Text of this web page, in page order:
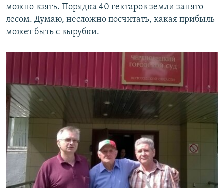
можно взять. Порядка 40 гектаров земли занято
лесом. Думаю, несложно посчитать, какая прибыль
может быть с вырубки.